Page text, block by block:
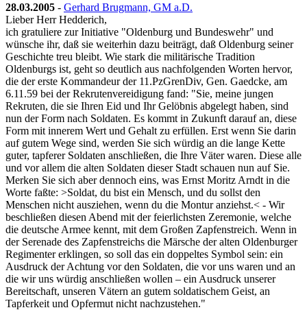
28.03.2005 - Gerhard Brugmann, GM a.D.
Lieber Herr Hedderich,
ich gratuliere zur Initiative "Oldenburg und Bundeswehr" und
wünsche ihr, daß sie weiterhin dazu beiträgt, daß Oldenburg seiner
Geschichte treu bleibt. Wie stark die militärische Tradition
Oldenburgs ist, geht so deutlich aus nachfolgenden Worten hervor,
die der erste Kommandeur der 11.PzGrenDiv, Gen. Gaedcke, am
6.11.59 bei der Rekrutenvereidigung fand: "Sie, meine jungen
Rekruten, die sie Ihren Eid und Ihr Gelöbnis abgelegt haben, sind
nun der Form nach Soldaten. Es kommt in Zukunft darauf an, diese
Form mit innerem Wert und Gehalt zu erfüllen. Erst wenn Sie darin
auf gutem Wege sind, werden Sie sich würdig an die lange Kette
guter, tapferer Soldaten anschließen, die Ihre Väter waren. Diese alle
und vor allem die alten Soldaten dieser Stadt schauen nun auf Sie.
Merken Sie sich aber dennoch eins, was Ernst Moritz Arndt in die
Worte faßte: >Soldat, du bist ein Mensch, und du sollst den
Menschen nicht ausziehen, wenn du die Montur anziehst.< - Wir
beschließen diesen Abend mit der feierlichsten Zeremonie, welche
die deutsche Armee kennt, mit dem Großen Zapfenstreich. Wenn in
der Serenade des Zapfenstreichs die Märsche der alten Oldenburger
Regimenter erklingen, so soll das ein doppeltes Symbol sein: ein
Ausdruck der Achtung vor den Soldaten, die vor uns waren und an
die wir uns würdig anschließen wollen – ein Ausdruck unserer
Bereitschaft, unseren Vätern an gutem soldatischem Geist, an
Tapferkeit und Opfermut nicht nachzustehen."